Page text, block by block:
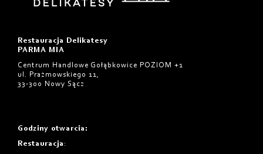
Restauracja Delikatesy
PARMA MIA
Centrum Handlowe Gołąbkowice POZIOM +1
ul. Prażmowskiego 11,
33-300 Nowy Sącz
Godziny otwarcia :
Restauracja :